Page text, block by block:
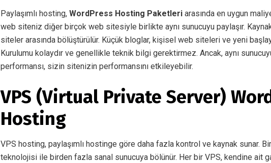
Paylaşımlı hosting, WordPress Hosting Paketleri arasında en uygun
web siteniz diğer birçok web sitesiyle birlikte aynı sunucuyu paylaşır.
siteler arasında bölüştürülür. Küçük bloglar, kişisel web siteleri ve yeni
Kurulumu kolaydır ve genellikle teknik bilgi gerektirmez. Ancak, aynı
performansı, sizin sitenizin performansını etkileyebilir.
VPS (Virtual Private Server)
Hosting
VPS hosting, paylaşımlı hostinge göre daha fazla kontrol ve kaynak sunar.
teknolojisi ile birden fazla sanal sunucuya bölünür. Her bir VPS, kendine ait